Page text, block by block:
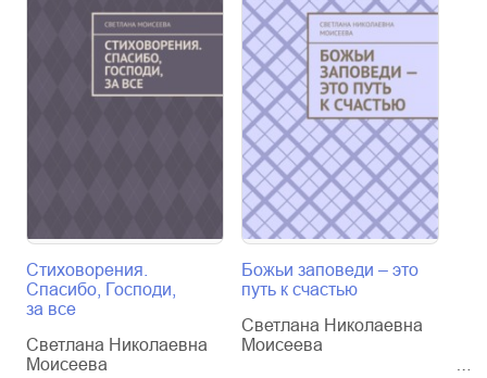
Стиховорения.
Спасибо, Господи,
за все
Светлана Николаевна
Моисеева
Божьи заповеди – это
путь к счастью
Светлана Николаевна
Моисеева